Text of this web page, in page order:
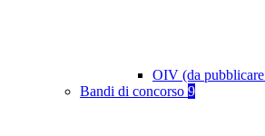
OIV (da
Bandi di concorso 9